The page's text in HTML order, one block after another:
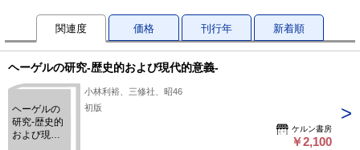
関連度 価格 刊行年 新着順
ヘーゲルの研究-歴史的および現代的意義-
ヘーゲルの
研究-歴史的
および現代
小林利裕、三修社、昭46
初版
ケルン書房
￥2,100